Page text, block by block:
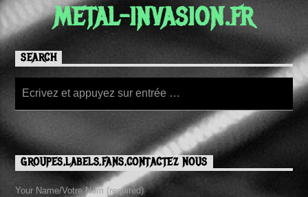
METAL-INVASION.FR
SEARCH
GROUPES,LABELS,FANS,CONTACTEZ NOUS
Your Name/Votre Nom (required)